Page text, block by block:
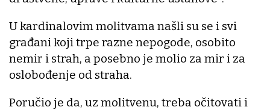
U kardinalovim molitvama našli su se i svi
građani koji trpe razne nepogode, osobito
nemir i strah, a posebno je molio za mir i za
oslobođenje od straha.
Poručio je da, uz molitvenu, treba očitovati i